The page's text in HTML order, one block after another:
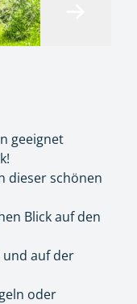
geeignet
dieser schönen
Blick auf den
auf der
oder